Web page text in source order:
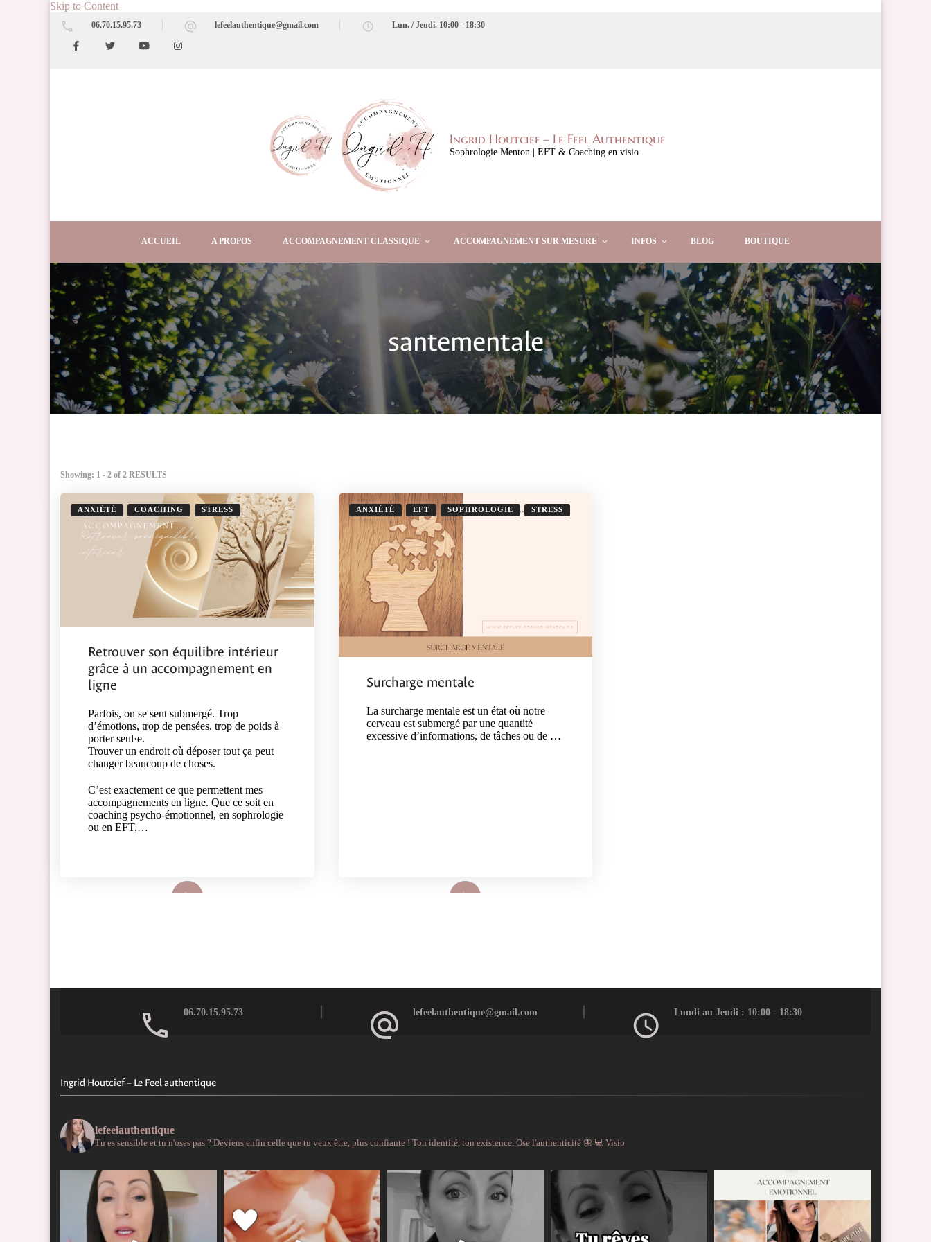
Skip to Content
06.70.15.95.73 lefeelauthentique@gmail.com Lun. / Jeudi. 10:00 - 18:30
Ingrid Houtcief – Le Feel Authentique
Sophrologie Menton | EFT & Coaching en visio
ACCUEIL A PROPOS ACCOMPAGNEMENT CLASSIQUE ACCOMPAGNEMENT SUR MESURE INFOS BLOG BOUTIQUE
santementale
Showing: 1 - 2 of 2 RESULTS
ANXIÉTÉ COACHING STRESS
Retrouver son équilibre intérieur
grâce à un accompagnement en
ligne
Parfois, on se sent submergé. Trop
d’émotions, trop de pensées, trop de poids à
porter seul·e.
Trouver un endroit où déposer tout ça peut
changer beaucoup de choses.
C’est exactement ce que permettent mes
accompagnements en ligne. Que ce soit en
coaching psycho-émotionnel, en sophrologie
ou en EFT,…
ANXIÉTÉ EFT SOPHROLOGIE STRESS
Surcharge mentale
La surcharge mentale est un état où notre
cerveau est submergé par une quantité
excessive d’informations, de tâches ou de …
06.70.15.95.73 lefeelauthentique@gmail.com Lundi au Jeudi : 10:00 - 18:30
Ingrid Houtcief – Le Feel authentique
lefeelauthentique
Tu es sensible et tu n'oses pas ? Deviens enfin celle que tu veux être, plus confiante ! Ton identité, ton existence. Ose l'authenticité 🦋 💻 Visio